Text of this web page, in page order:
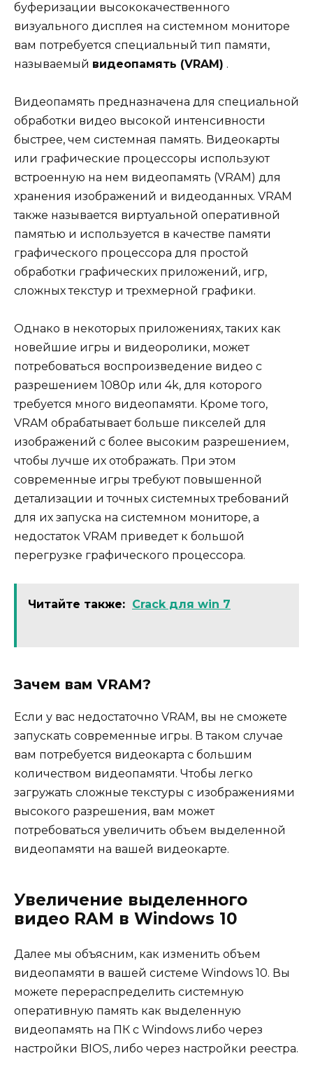
буферизации высококачественного
визуального дисплея на системном мониторе
вам потребуется специальный тип памяти,
называемый видеопамять (VRAM) .
Видеопамять предназначена для специальной
обработки видео высокой интенсивности
быстрее, чем системная память. Видеокарты
или графические процессоры используют
встроенную на нем видеопамять (VRAM) для
хранения изображений и видеоданных. VRAM
также называется виртуальной оперативной
памятью и используется в качестве памяти
графического процессора для простой
обработки графических приложений, игр,
сложных текстур и трехмерной графики.
Однако в некоторых приложениях, таких как
новейшие игры и видеоролики, может
потребоваться воспроизведение видео с
разрешением 1080p или 4k, для которого
требуется много видеопамяти. Кроме того,
VRAM обрабатывает больше пикселей для
изображений с более высоким разрешением,
чтобы лучше их отображать. При этом
современные игры требуют повышенной
детализации и точных системных требований
для их запуска на системном мониторе, а
недостаток VRAM приведет к большой
перегрузке графического процессора.
Читайте также: Crack для win 7
Зачем вам VRAM?
Если у вас недостаточно VRAM, вы не сможете
запускать современные игры. В таком случае
вам потребуется видеокарта с большим
количеством видеопамяти. Чтобы легко
загружать сложные текстуры с изображениями
высокого разрешения, вам может
потребоваться увеличить объем выделенной
видеопамяти на вашей видеокарте.
Увеличение выделенного
видео RAM в Windows 10
Далее мы объясним, как изменить объем
видеопамяти в вашей системе Windows 10. Вы
можете перераспределить системную
оперативную память как выделенную
видеопамять на ПК с Windows либо через
настройки BIOS, либо через настройки реестра.